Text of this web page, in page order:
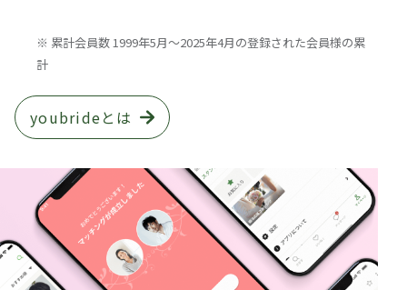
※ 累計会員数 1999年5月〜2025年4月の登録された会員様の累
計
youbrideとは